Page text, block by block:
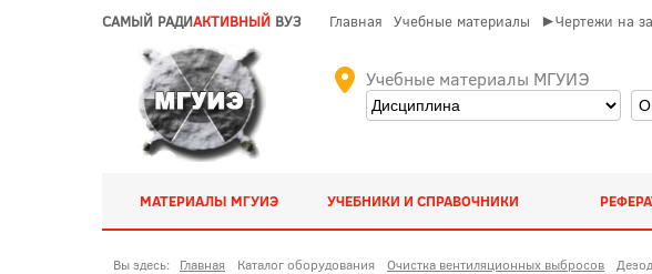
САМЫЙ РАДИАКТИВНЫЙ ВУЗ Главная Учебные материалы ►Чертежи на
Учебные материалы МГУИЭ
МАТЕРИАЛЫ МГУИЭ УЧЕБНИКИ И СПРАВОЧНИКИ
Вы здесь: Главная Каталог оборудования Очистка вентиляционных выбросов